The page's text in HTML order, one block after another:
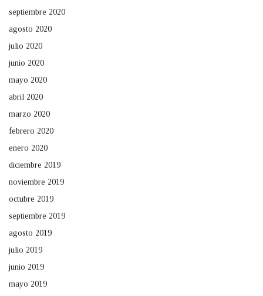
septiembre 2020
agosto 2020
julio 2020
junio 2020
mayo 2020
abril 2020
marzo 2020
febrero 2020
enero 2020
diciembre 2019
noviembre 2019
octubre 2019
septiembre 2019
agosto 2019
julio 2019
junio 2019
mayo 2019